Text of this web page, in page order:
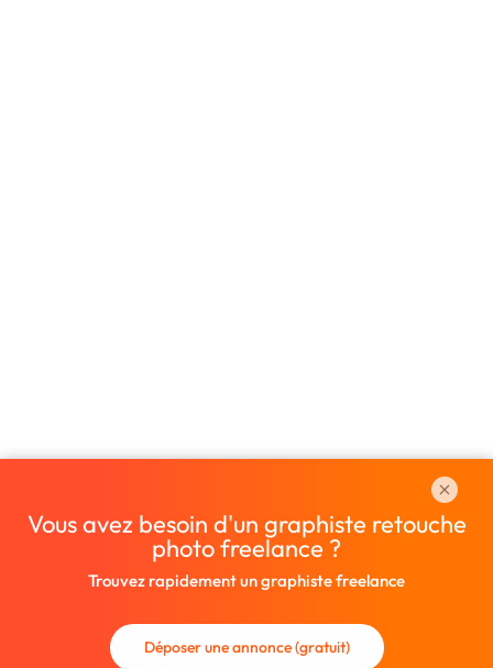
Vous avez besoin d'un graphiste retouche
photo freelance ?
Trouvez rapidement un graphiste freelance
Déposer une annonce (gratuit)